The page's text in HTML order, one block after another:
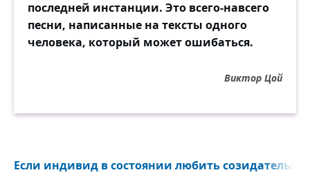
последней инстанции. Это всего-навсего
песни, написанные на тексты одного
человека, который может ошибаться.
Виктор Цой
Если индивид в состоянии любить